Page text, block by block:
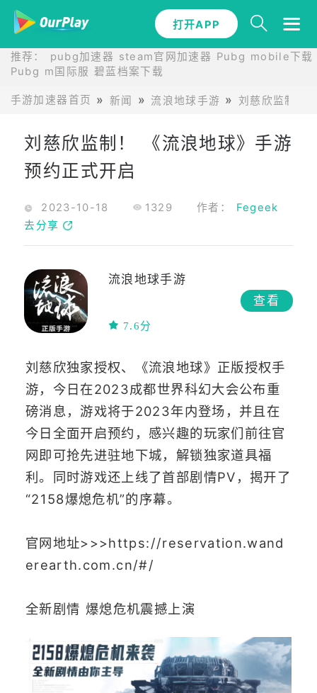
打开APP
推荐： pubg加速器 steam官网加速器 Pubg mobile下载
Pubg m国际服 碧蓝档案下载
手游加速器首页 新闻 流浪地球手游 刘慈欣监制！
刘慈欣监制！ 《流浪地球》手游
预约正式开启
2023-10-18 1329 作者： Fegeek
去分享
流浪地球手游
7.6分
查看
刘慈欣独家授权、《流浪地球》正版授权手
游，今日在2023成都世界科幻大会公布重
磅消息，游戏将于2023年内登场，并且在
今日全面开启预约，感兴趣的玩家们前往官
网即可抢先进驻地下城，解锁独家道具福
利。同时游戏还上线了首部剧情PV，揭开了
“2158爆熄危机”的序幕。
官网地址>>>https://reservation.wand
erearth.com.cn/#/
全新剧情 爆熄危机震撼上演